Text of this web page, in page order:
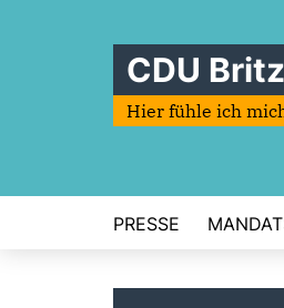
CDU
Hier fühle ich
PRESSE